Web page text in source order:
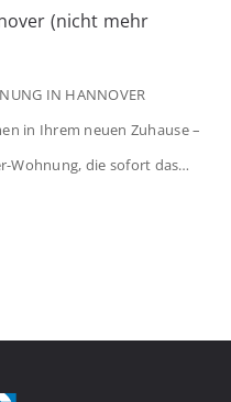
(nicht mehr
IN HANNOVER
in Ihrem neuen Zuhause –
Wohnung, die sofort das